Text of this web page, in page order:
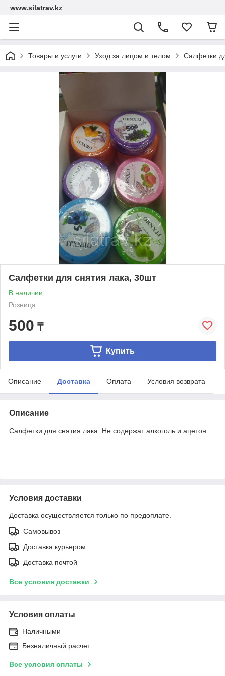
www.silatrav.kz
Товары и услуги Уход за лицом и телом Салфетки
Салфетки для снятия лака, 30шт
В наличии
Розница
500 ₸
Купить
Описание Доставка Оплата Условия возврата
Описание
Салфетки для снятия лака. Не содержат алкоголь и ацетон.
Условия доставки
Доставка осуществляется только по предоплате.
Самовывоз
Доставка курьером
Доставка почтой
Все условия доставки
Условия оплаты
Наличными
Безналичный расчет
Все условия оплаты